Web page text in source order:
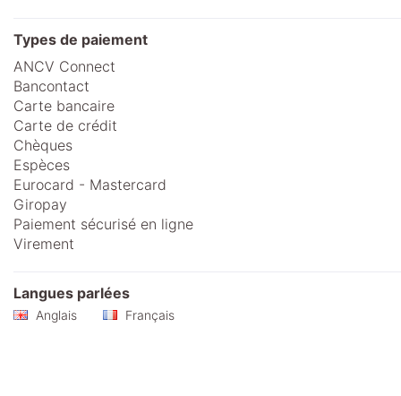
Types de paiement
ANCV Connect
Bancontact
Carte bancaire
Carte de crédit
Chèques
Espèces
Eurocard - Mastercard
Giropay
Paiement sécurisé en ligne
Virement
Langues parlées
Anglais Français